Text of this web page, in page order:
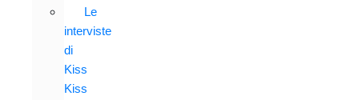
Le
interviste
di
Kiss
Kiss